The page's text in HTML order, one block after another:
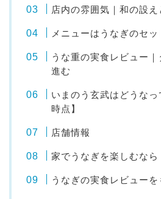
店内の雰囲気｜和の設え
メニューはうなぎのセ
うな重の実食レビュー
進む
いまのう玄武はどうな
時点】
店舗情報
家でうなぎを楽しむなら
うなぎの実食レビューを